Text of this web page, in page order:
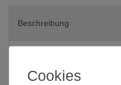
Beschreibung
Cookies